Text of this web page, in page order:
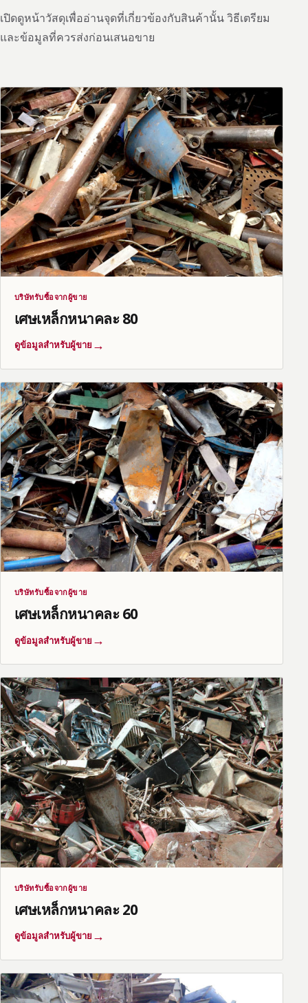
เปิดดูหน้าวัสดุเพื่ออ่านจุดที่เกี่ยวข้องกับสินค้านั้น วิธีเตรียม
และข้อมูลที่ควรส่งก่อนเสนอขาย
บริษัทรับซื้อจากผู้ขาย
เศษเหล็กหนาคละ 80
ดูข้อมูลสำหรับผู้ขาย →
บริษัทรับซื้อจากผู้ขาย
เศษเหล็กหนาคละ 60
ดูข้อมูลสำหรับผู้ขาย →
บริษัทรับซื้อจากผู้ขาย
เศษเหล็กหนาคละ 20
ดูข้อมูลสำหรับผู้ขาย →